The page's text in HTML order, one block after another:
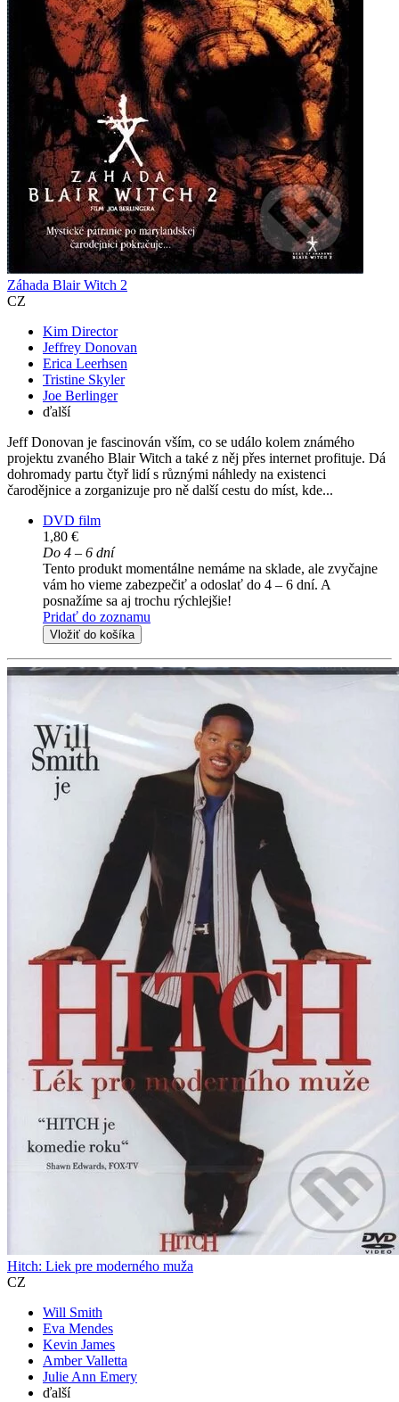
Záhada Blair Witch 2
CZ
Kim Director
Jeffrey Donovan
Erica Leerhsen
Tristine Skyler
Joe Berlinger
ďalší
Jeff Donovan je fascinován vším, co se událo kolem známého
projektu zvaného Blair Witch a také z něj přes internet profituje. Dá
dohromady partu čtyř lidí s různými náhledy na existenci
čarodějnice a zorganizuje pro ně další cestu do míst, kde...
DVD film
1,80 €
Do 4 – 6 dní
Tento produkt momentálne nemáme na sklade, ale zvyčajne
vám ho vieme zabezpečiť a odoslať do 4 – 6 dní. A
posnažíme sa aj trochu rýchlejšie!
Pridať do zoznamu
Vložiť do košíka
Hitch: Liek pre moderného muža
CZ
Will Smith
Eva Mendes
Kevin James
Amber Valletta
Julie Ann Emery
ďalší